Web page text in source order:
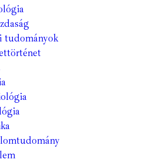
tudományok